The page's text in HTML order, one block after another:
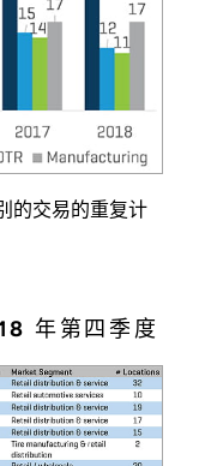
的交易的重复计
年第四季度